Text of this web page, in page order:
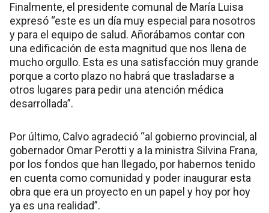
Finalmente, el presidente comunal de María Luisa
expresó “este es un día muy especial para nosotros
y para el equipo de salud. Añorábamos contar con
una edificación de esta magnitud que nos llena de
mucho orgullo. Esta es una satisfacción muy grande
porque a corto plazo no habrá que trasladarse a
otros lugares para pedir una atención médica
desarrollada”.
Por último, Calvo agradeció “al gobierno provincial, al
gobernador Omar Perotti y a la ministra Silvina Frana,
por los fondos que han llegado, por habernos tenido
en cuenta como comunidad y poder inaugurar esta
obra que era un proyecto en un papel y hoy por hoy
ya es una realidad”.